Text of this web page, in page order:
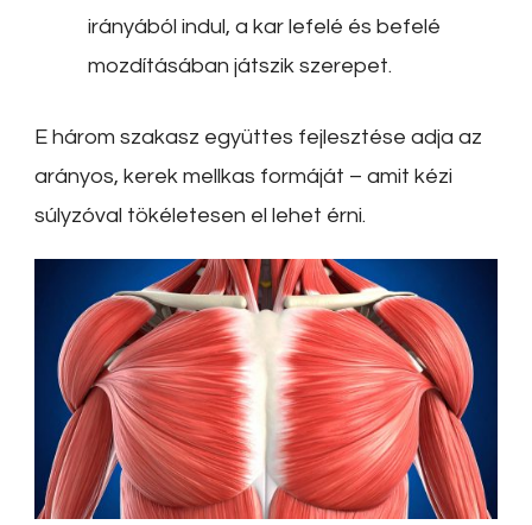
irányából indul, a kar lefelé és befelé
mozdításában játszik szerepet.
E három szakasz együttes fejlesztése adja az
arányos, kerek mellkas formáját – amit kézi
súlyzóval tökéletesen el lehet érni.